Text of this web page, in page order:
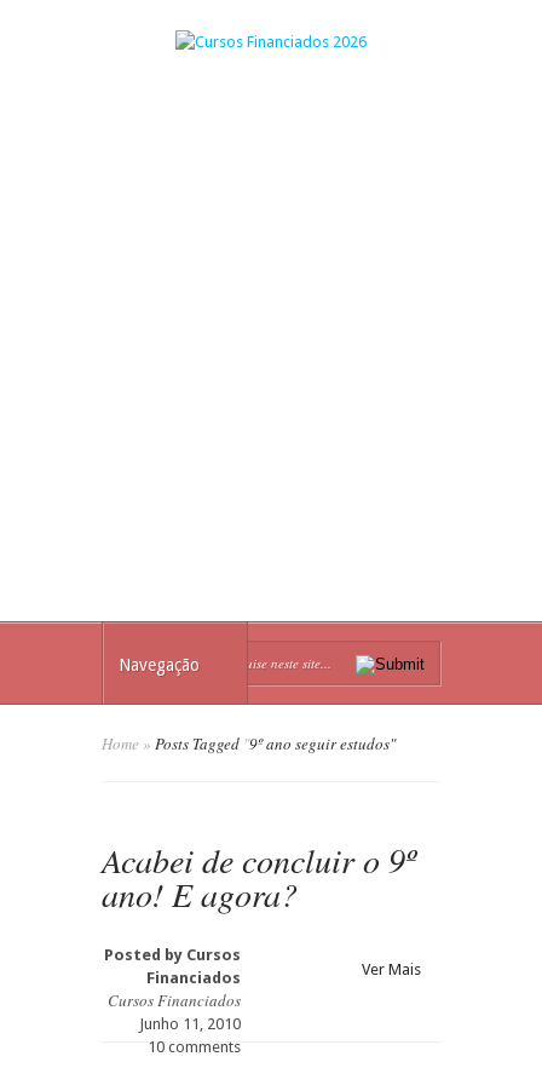
Navegação
Home » Posts Tagged "9º ano seguir estudos"
Acabei de concluir o 9º
ano! E agora?
Posted by Cursos
Financiados
Cursos Financiados
Junho 11, 2010
10 comments
Ver Mais